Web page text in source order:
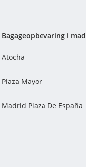
Bagageopbevaring i
Atocha
Plaza Mayor
Madrid Plaza De España